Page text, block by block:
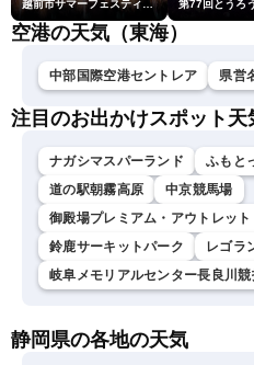
越前市サマーフェスティバル花火大会
空港の天気（東海）
中部国際空港セントレア 県営
注目のお出かけスポット天
ナガシマスパーランド ふもと
道の駅朝霧高原
中京競馬場
御殿場プレミアム・アウトレット
鈴鹿サーキットパーク
レゴラ
岐阜メモリアルセンター長良川競
静岡県の各地の天気